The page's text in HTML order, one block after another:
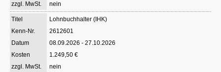
nein
Lohnbuchhalter (IHK)
2612601
08.09.2026 - 27.10.2026
1.249,50 €
nein